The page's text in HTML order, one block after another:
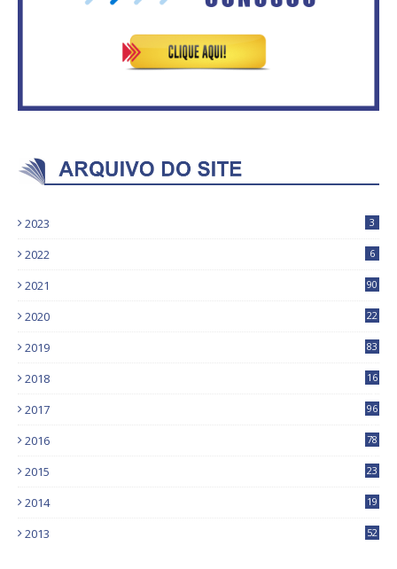
2023 3
2022 6
2021 90
2020
22
2019
83
2018
16
2017
96
2016
78
2015 23
2014 19
2013 52